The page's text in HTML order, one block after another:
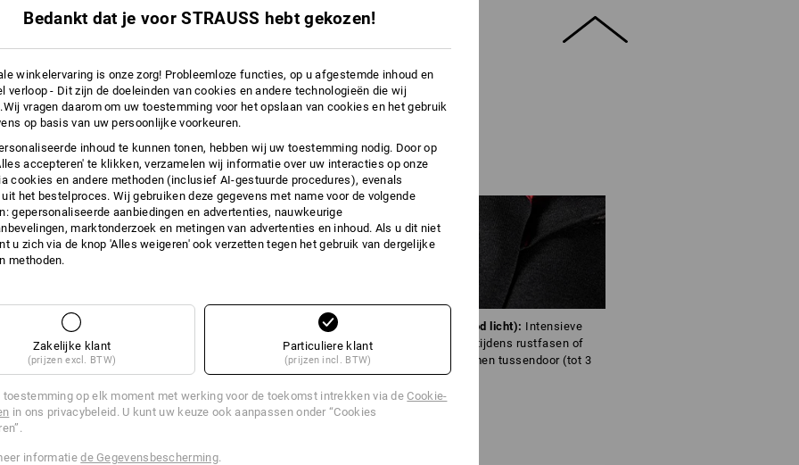
Niet in de droger drogen
!!! Seizoensartikel !!! Levering zolang de voorraad strekt !!!
Thermolaag
Meer informatie is te vinden op "Gegevensblad".
WARMTE IN 3 STAPPEN
Gemakkelijk verstelbaar via de drukknop!
Niveau 2 (48°C – oranje licht):
warmtetoevoer voor handelingen met
wisselende activiteit (tot 5 uur continu
gebruik).
Niveau 3 (60°C – rood licht): Intensieve
warmtetoevoer, bijv. tijdens rustfasen of
voor het snel opwarmen tussendoor (tot 3
uur continugebruik).
Bedankt dat je voor STRAUSS hebt gekozen!
winkelervaring is onze zorg! Probleemloze functies, op u afgestemde inhoud en
verloop - Dit zijn de doeleinden van cookies en andere technologieën die wij
vragen daarom om uw toestemming voor het opslaan van cookies en het gebruik
op basis van uw persoonlijke voorkeuren.
inhoud te kunnen tonen, hebben wij uw toestemming nodig. Door op
accepteren' te klikken, verzamelen wij informatie over uw interacties op onze
cookies en andere methoden (inclusief AI-gestuurde procedures), evenals
het bestelproces. Wij gebruiken deze gegevens met name voor de volgende
gepersonaliseerde aanbiedingen en advertenties, nauwkeurige
marktonderzoek en metingen van advertenties en inhoud. Als u dit niet
u zich via de knop 'Alles weigeren' ook verzetten tegen het gebruik van dergelijke
methoden.
Zakelijke klant
(prijzen excl. BTW)
Particuliere klant
(prijzen incl. BTW)
toestemming op elk moment met werking voor de toekomst intrekken via deCookie-
in ons privacybeleid. U kunt uw keuze ook aanpassen onder “Cookies
informatiede Gegevensbescherming.